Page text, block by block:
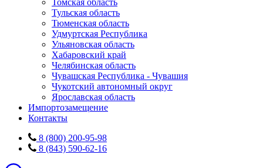
Томская область
Тульская область
Тюменская область
Удмуртская Республика
Ульяновская область
Хабаровский край
Челябинская область
Чувашская Республика - Чувашия
Чукотский автономный округ
Ярославская область
Импортозамещение
Контакты
8 (800) 200-95-98
8 (843) 590-62-16